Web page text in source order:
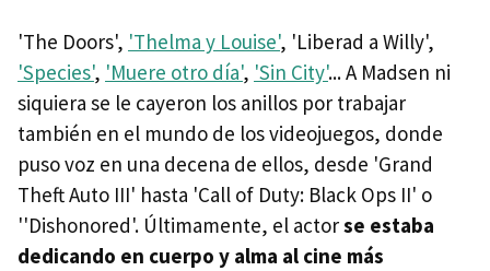
'The Doors', 'Thelma y Louise', 'Liberad a Willy',
'Species', 'Muere otro día', 'Sin City'... A Madsen ni
siquiera se le cayeron los anillos por trabajar
también en el mundo de los videojuegos, donde
puso voz en una decena de ellos, desde 'Grand
Theft Auto III' hasta 'Call of Duty: Black Ops II' o
''Dishonored'. Últimamente, el actorse estaba
dedicando en cuerpo y alma al cine más